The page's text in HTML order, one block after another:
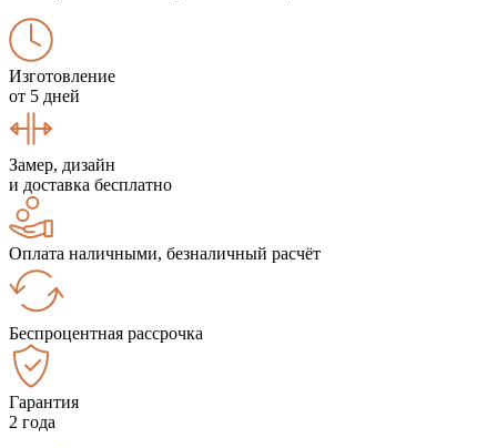
Изготовление
от 5 дней
Замер, дизайн
и доставка бесплатно
Оплата наличными, безналичный расчёт
Беспроцентная рассрочка
Гарантия
2 года